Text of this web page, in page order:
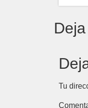
Tu